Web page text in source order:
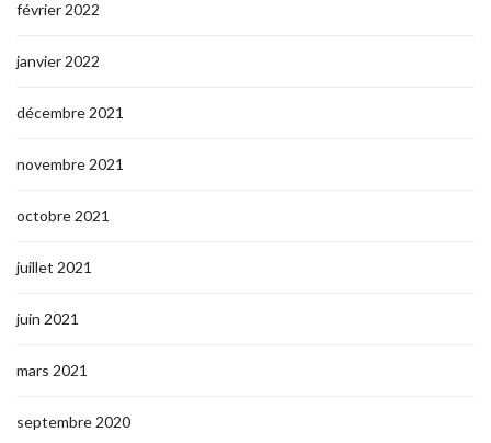
février 2022
janvier 2022
décembre 2021
novembre 2021
octobre 2021
juillet 2021
juin 2021
mars 2021
septembre 2020